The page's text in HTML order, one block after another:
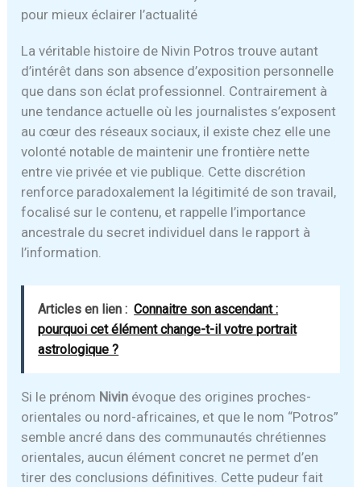
pour mieux éclairer l’actualité
La véritable histoire de Nivin Potros trouve autant
d’intérêt dans son absence d’exposition personnelle
que dans son éclat professionnel. Contrairement à
une tendance actuelle où les journalistes s’exposent
au cœur des réseaux sociaux, il existe chez elle une
volonté notable de maintenir une frontière nette
entre vie privée et vie publique. Cette discrétion
renforce paradoxalement la légitimité de son travail,
focalisé sur le contenu, et rappelle l’importance
ancestrale du secret individuel dans le rapport à
l’information.
Articles en lien : Connaitre son ascendant :
pourquoi cet élément change-t-il votre portrait
astrologique ?
Si le prénom Nivin évoque des origines proches-
orientales ou nord-africaines, et que le nom “Potros”
semble ancré dans des communautés chrétiennes
orientales, aucun élément concret ne permet d’en
tirer des conclusions définitives. Cette pudeur fait